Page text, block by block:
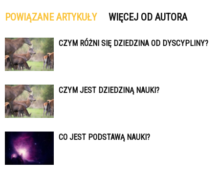
POWIĄZANE ARTYKUŁY WIĘCEJ OD AUTORA
CZYM RÓŻNI SIĘ DZIEDZINA OD DYSCYPLINY?
CZYM JEST DZIEDZINĄ NAUKI?
CO JEST PODSTAWĄ NAUKI?